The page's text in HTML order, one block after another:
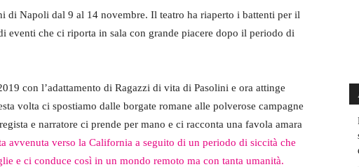
di Napoli dal 9 al 14 novembre. Il teatro ha riaperto i battenti per il
eventi che ci riporta in sala con grande piacere dopo il periodo di
con l’adattamento di Ragazzi di vita di Pasolini e ora attinge
volta ci spostiamo dalle borgate romane alle polverose campagne
e narratore ci prende per mano e ci racconta una favola amara
avvenuta verso la California a seguito di un periodo di siccità che
e ci conduce così in un mondo remoto ma con tanta umanità.